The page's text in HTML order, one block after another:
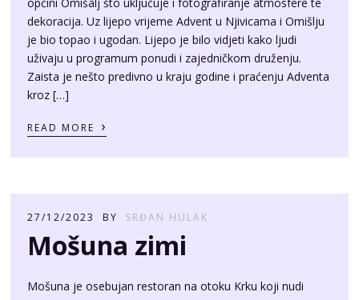
dekoracija. Uz lijepo vrijeme Advent u Njivicama i Omišlju
je bio topao i ugodan. Lijepo je bilo vidjeti kako ljudi
uživaju u programum ponudi i zajedničkom druženju.
Zaista je nešto predivno u kraju godine i praćenju Adventa
kroz […]
READ MORE ›
27/12/2023 BY SRĐAN HULAK
Mošuna zimi
Mošuna je osebujan restoran na otoku Krku koji nudi